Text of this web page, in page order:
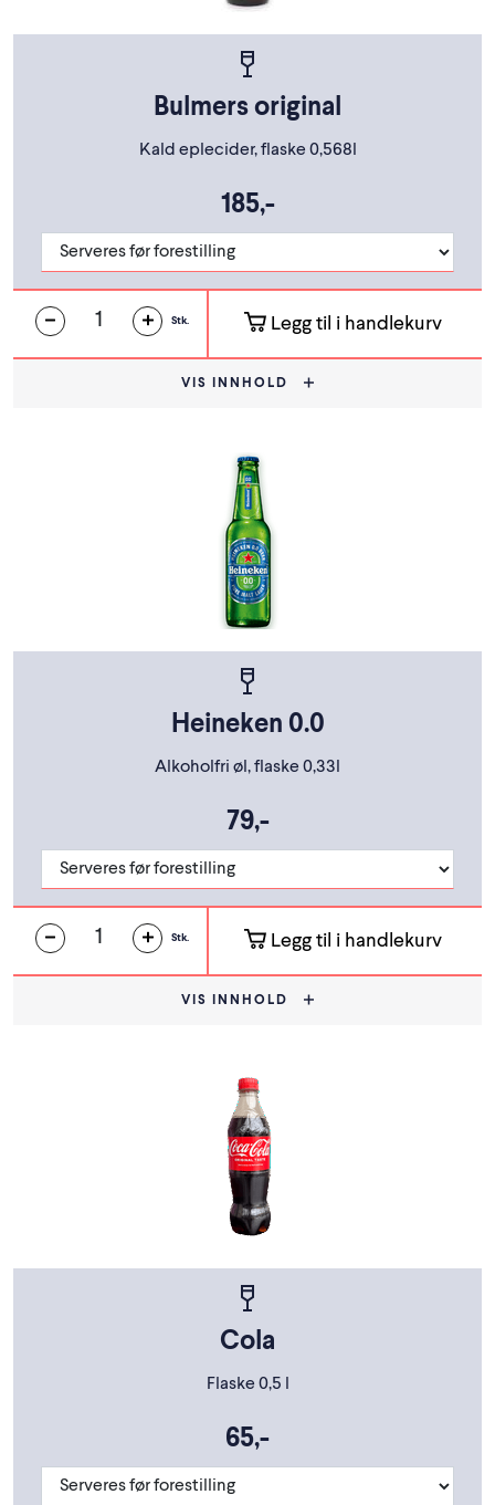
Bulmers original
Kald eplecider, flaske 0,568l
185,-
Stk. Legg til i handlekurv
VIS INNHOLD
Heineken 0.0
Alkoholfri øl, flaske 0,33l
79,-
Stk. Legg til i handlekurv
VIS INNHOLD
Cola
Flaske 0,5 l
65,-